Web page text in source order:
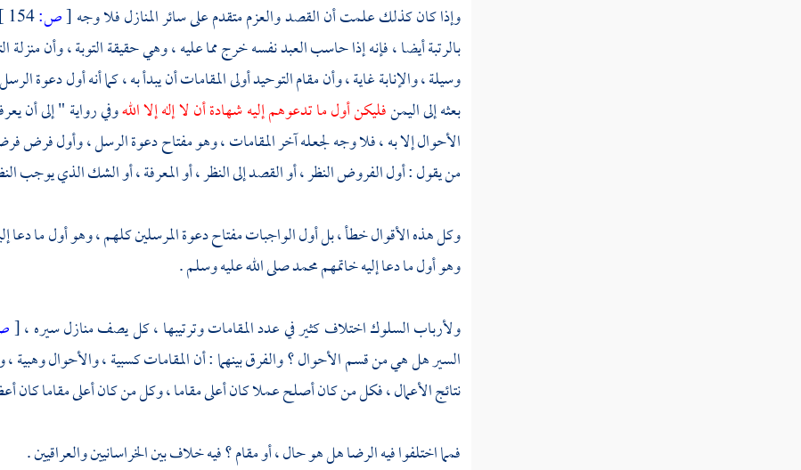
وإذا كان كذلك علمت أن القصد والعزم متقدم على سائر المنازل فلا وجه[ص:
بالرتبة أيضا ، فإنه إذا حاسب العبد نفسه خرج مما عليه ، وهي حقيقة التوبة ، وأن منزلة
وسيلة ، والإنابة غاية ، وأن مقام التوحيد أولى المقامات أن يبدأ به ، كما أنه أول دعوة
بعثه إلىاليمنفليكن أول ما تدعوهم إليه شهادة أن لا إله إلا اللهوفي رواية " إلى أن
الأحوال إلا به ، فلا وجه لجعله آخر المقامات ، وهو مفتاح دعوة الرسل ، وأول فرض
من يقول : أول الفروض النظر ، أو القصد إلى النظر ، أو المعرفة ، أو الشك الذي يوجب
وكل هذه الأقوال خطأ ، بل أول الواجبات مفتاح دعوة المرسلين كلهم ، وهو أول ما دعا
وهو أول ما دعا إليه خاتمهممحمدصلى الله عليه وسلم .
ولأرباب السلوك اختلاف كثير في عدد المقامات وترتيبها ، كل يصف منازل سيره ،[
السير هل هي من قسم الأحوال ؟ والفرق بينهما : أن المقامات كسبية ، والأحوال وهبية
نتائج الأعمال ، فكل من كان أصلح عملا كان أعلى مقاما ، وكل من كان أعلى مقاما كان
فمما اختلفوا فيه الرضا هل هو حال ، أو مقام ؟ فيه خلاف بين الخراسانيين والعراقيين .